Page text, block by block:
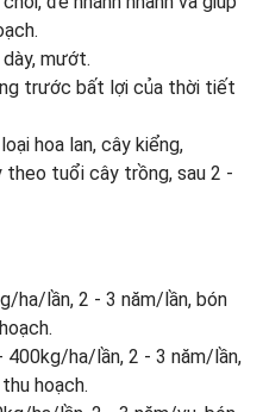
mướt.
trước bất lợi của thời tiết
hoa lan, cây kiểng,
tuổi cây trồng, sau 2 -
ha/lần, 2 - 3 năm/lần, bón
400kg/ha/lần, 2 - 3 năm/lần,
hoạch.